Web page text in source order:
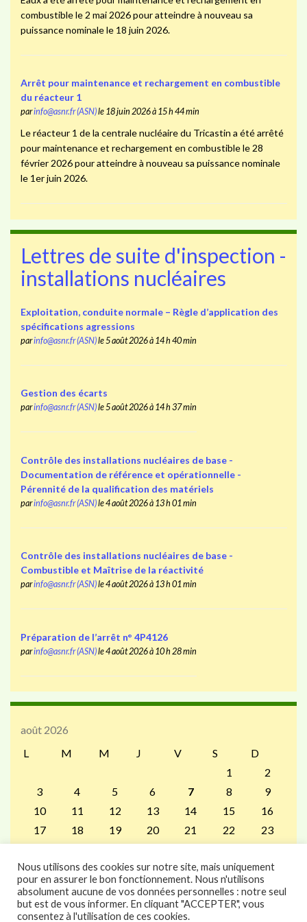
combustible le 2 mai 2026 pour atteindre à nouveau sa
puissance nominale le 18 juin 2026.
Arrêt pour maintenance et rechargement en combustible
du réacteur 1
parinfo@asnr.fr (ASN)le 18 juin 2026 à 15 h 44 min
Le réacteur 1 de la centrale nucléaire du Tricastin a été arrêté
pour maintenance et rechargement en combustible le 28
février 2026 pour atteindre à nouveau sa puissance nominale
le 1er juin 2026.
Lettres de suite d'inspection -
installations nucléaires
Exploitation, conduite normale – Règle d’application des
spécifications agressions
parinfo@asnr.fr (ASN)le 5 août 2026 à 14 h 40 min
Gestion des écarts
parinfo@asnr.fr (ASN)le 5 août 2026 à 14 h 37 min
Contrôle des installations nucléaires de base -
Documentation de référence et opérationnelle -
Pérennité de la qualification des matériels
parinfo@asnr.fr (ASN)le 4 août 2026 à 13 h 01 min
Contrôle des installations nucléaires de base -
Combustible et Maîtrise de la réactivité
parinfo@asnr.fr (ASN)le 4 août 2026 à 13 h 01 min
Préparation de l’arrêt n° 4P4126
parinfo@asnr.fr (ASN)le 4 août 2026 à 10 h 28 min
août 2026
L
M M J V S
D
1
2
3
4 5 6 7 8
9
10
11 12 13 14 15
16
17
18 19 20 21 22
23
31
« Juil
Nous utilisons des cookies sur notre site, mais uniquement
pour en assurer le bon fonctionnement. Nous n'utilisons
absolument aucune de vos données personnelles : notre seul
but est de vous informer. En cliquant "ACCEPTER", vous
consentez à l'utilisation de ces cookies.